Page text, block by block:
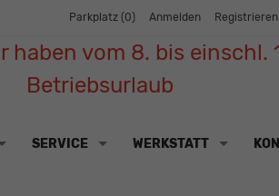
Parkplatz (0) Anmelden Registrieren
haben vom 8. bis einschl.
Betriebsurlaub
SERVICE WERKSTATT